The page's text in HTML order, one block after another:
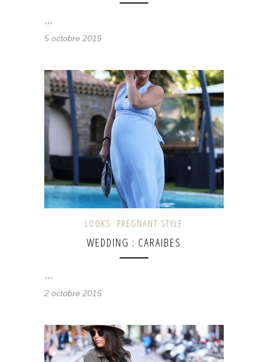
…
5 octobre 2015
LOOKS PREGNANT STYLE
WEDDING : CARAIBES
2 octobre 2015